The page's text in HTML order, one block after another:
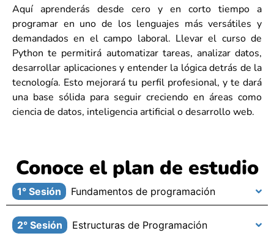
Aquí aprenderás desde cero y en corto tiempo a
programar en uno de los lenguajes más versátiles y
demandados en el campo laboral. Llevar el curso de
Python te permitirá automatizar tareas, analizar datos,
desarrollar aplicaciones y entender la lógica detrás de la
tecnología. Esto mejorará tu perfil profesional, y te dará
una base sólida para seguir creciendo en áreas como
ciencia de datos, inteligencia artificial o desarrollo web.
Conoce el plan de estudio
1° Sesión Fundamentos de programación
2° Sesión Estructuras de Programación